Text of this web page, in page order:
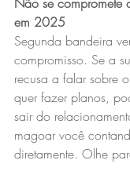
em 2025
Segunda bandeira
compromisso. Se a
recusa a falar sobre
quer fazer planos,
sair do
magoar você
diretamente. Olhe